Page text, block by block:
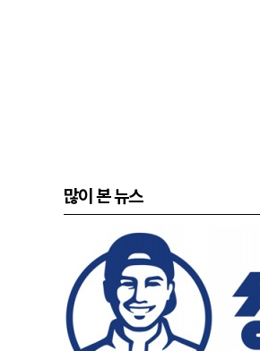
많이 본 뉴스